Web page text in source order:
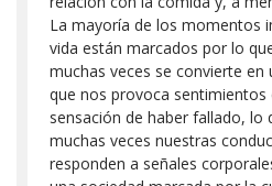
La mayoría de los momentos
vida están marcados por lo
muchas veces se convierte
que nos provoca sentimientos
sensación de haber fallado, lo
muchas veces nuestras
responden a señales